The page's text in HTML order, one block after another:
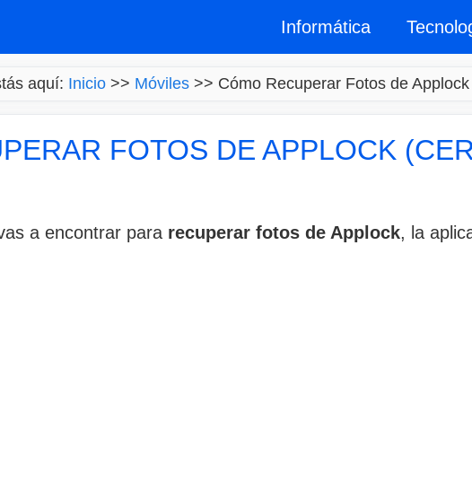
Informática
aquí: Inicio>> Móviles>> Cómo Recuperar Fotos de
FOTOS DE APPLOCK
a encontrar para recuperar fotos de Applock, la